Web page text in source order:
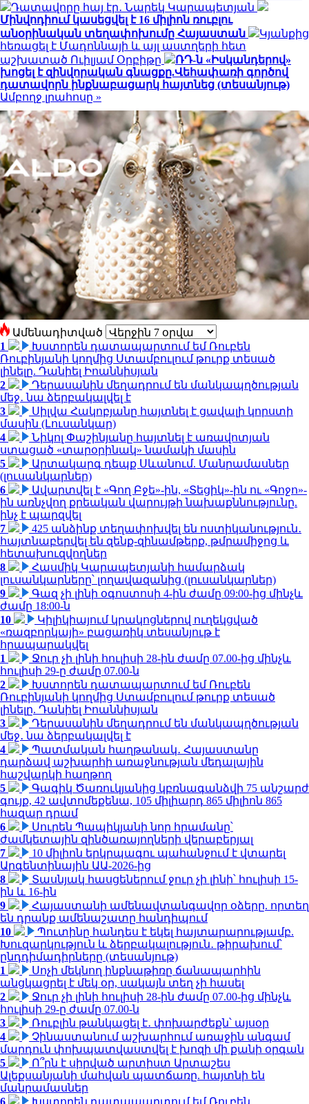
Դատավորը հայ էր․ Նարեկ Կարապետյան
Մինվոդիում կասեցվել է 16 միլիոն ռուբլու
անօրինական տեղափոխումը Հայաստան
Կյանքից
հեռացել է Մադոննայի և այլ աստղերի հետ
աշխատած Ուիլյամ Օրբիթը
ՌԴ-ն «Իսկանդերով»
խոցել է զինվորական գնացքը.Վեհափառի գործով
դատավորն ինքնաբացարկ հայտնեց (տեսանյութ)
Ամբողջ լրահոսը »
Ամենադիտված
1
Խստորեն դատապարտում եմ Ռուբեն
Ռուբինյանի կողմից Ստամբուլում թուրք տեսած
լինելը. Դանիել Իոաննիսյան
2
Դերասանին մեղադրում են մանկապղծության
մեջ․ նա ձերբակալվել է
3
Սիլվա Հակոբյանը հայտնել է ցավալի կորստի
մասին (Լուսանկար)
4
Նիկոլ Փաշինյանը հայտնել է առավոտյան
ստացած «տարօրինակ» նամակի մասին
5
Արտակարգ դեպք Սևանում. Մանրամասներ
(լուսանկարներ)
6
Ավարտվել է «Գող Բջե»-ին, «Տեցիկ»-ին ու «Գոջո»-
ին առնչվող քրեական վարույթի նախաքննությունը.
ինչ է պարզվել
7
425 անձինք տեղափոխվել են ոստիկանություն․
հայտնաբերվել են զենք-զինամթերք, թմրամիջոց և
հետախուզվողներ
8
Հասմիկ Կարապետյանի համարձակ
լուսանկարները՝ լողավազանից (լուսանկարներ)
9
Գազ չի լինի օգոստոսի 4-ին ժամը 09:00-ից մինչև
ժամը 18:00-ն
10
Կիլիկիայում կրակոցներով ուղեկցված
«ռազբորկայի» բացառիկ տեսանյութ է
հրապարակվել
1
Ջուր չի լինի հուլիսի 28-ին ժամը 07.00-ից մինչև
հուլիսի 29-ը ժամը 07.00-ն
2
Խստորեն դատապարտում եմ Ռուբեն
Ռուբինյանի կողմից Ստամբուլում թուրք տեսած
լինելը. Դանիել Իոաննիսյան
3
Դերասանին մեղադրում են մանկապղծության
մեջ․ նա ձերբակալվել է
4
Պատմական հաղթանակ․ Հայաստանը
դարձավ աշխարհի առաջնության մեդալային
հաշվարկի հաղթող
5
Գագիկ Ծառուկյանից կբռնագանձվի 75 անշարժ
գույք, 42 ավտոմեքենա, 105 միլիարդ 865 միլիոն 865
հազար դրամ
6
Սուրեն Պապիկյանի նոր հրամանը՝
ժամկետային զինծառայողների վերաբերյալ
7
10 միլիոն երկրպագու պահանջում է վտարել
Արգենտինային ԱԱ-2026-ից
8
Տասնյակ հասցեներում ջուր չի լինի՝ հուլիսի 15-
ին և 16-ին
9
Հայաստանի ամենավտանգավոր օձերը. որտեղ
են դրանք ամենաշատը հանդիպում
10
Պուտինը հանդես է եկել հայտարարությամբ.
Խուզարկություն և ձերբակալություն․ թիրախում՝
ընդդիմադիրները (տեսանյութ)
1
Սոչի մեկնող ինքնաթիռը ճանապարհին
անցկացրել է մեկ օր, սակայն տեղ չի հասել
2
Ջուր չի լինի հուլիսի 28-ին ժամը 07.00-ից մինչև
հուլիսի 29-ը ժամը 07.00-ն
3
Ռուբլին թանկացել է․ փոխարժեքն՝ այսօր
4
Չինաստանում աշխարհում առաջին անգամ
մարդուն փոխպատվաստվել է խոզի մի քանի օրգան
5
Ո՞րն է սիրված արտիստ Արտաշես
Ալեքսանյանի մահվան պատճառը. հայտնի են
մանրամասներ
6
Խստորեն դատապարտում եմ Ռուբեն